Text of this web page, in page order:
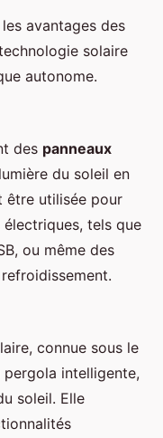
avantages des
solaire
autonome.
des panneaux
du soleil en
être utilisée pour
tels que
ou même des
connue sous le
intelligente,
soleil. Elle